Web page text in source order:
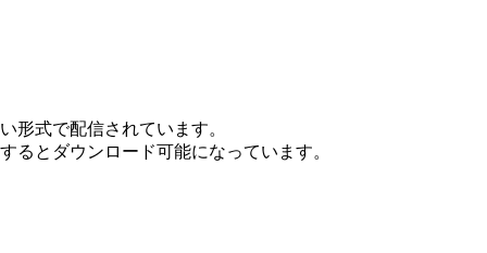
形式で配信されています。
るとダウンロード可能になっています。